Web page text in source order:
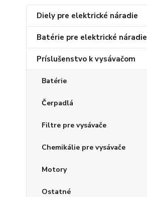
Diely pre elektrické náradie
Batérie pre elektrické náradie
Príslušenstvo k vysávačom
Batérie
Čerpadlá
Filtre pre vysávače
Chemikálie pre vysávače
Motory
Ostatné